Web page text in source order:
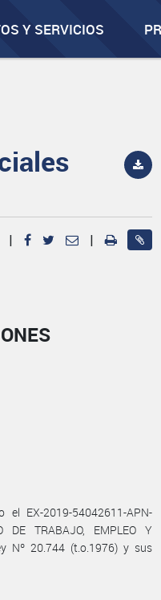
Y SERVICIOS
| |
EX-2019-54042611-APN-
DE TRABAJO, EMPLEO Y
Nº 20.744 (t.o.1976) y sus